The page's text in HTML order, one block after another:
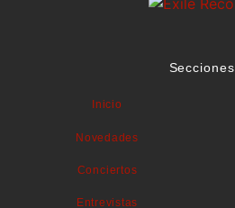
Secciones
Inicio
Novedades
Conciertos
Entrevistas